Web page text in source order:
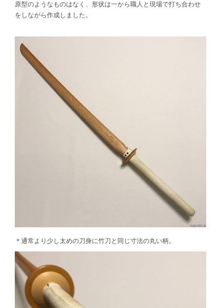
原型のようなものはなく、形状は一から職人と現場で打ち合わせ
をしながら作成しました。
＊通常より少し太めの刀身に竹刀と同じ寸法の丸い柄。